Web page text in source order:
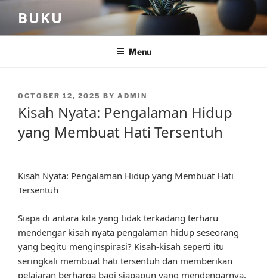
content
BUKU
Menu
POSTED
ON
OCTOBER 12, 2025 BY ADMIN
Kisah Nyata: Pengalaman Hidup
yang Membuat Hati Tersentuh
Kisah Nyata: Pengalaman Hidup yang Membuat Hati
Tersentuh
Siapa di antara kita yang tidak terkadang terharu
mendengar kisah nyata pengalaman hidup seseorang
yang begitu menginspirasi? Kisah-kisah seperti itu
seringkali membuat hati tersentuh dan memberikan
pelajaran berharga bagi siapapun yang mendengarnya.